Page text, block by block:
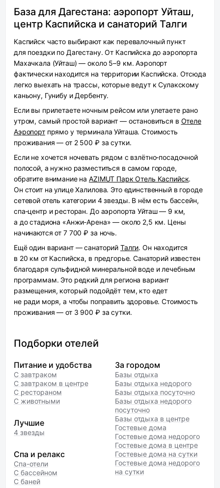
База для Дагестана: аэропорт Уйташ,
центр Каспийска и санаторий Талги
Каспийск часто выбирают как перевалочный пункт
для поездки по Дагестану. От Каспийска до аэропорта
Махачкала (Уйташ) — около 5–9 км. Аэропорт
фактически находится на территории Каспийска. Отсюда
легко выехать на трассы, которые ведут к Сулакскому
каньону, Гунибу и Дербенту.
Если вы прилетаете ночным рейсом или улетаете рано
утром, самый простой вариант — остановиться в Отеле
Аэропортпрямо у терминала Уйташа. Стоимость
проживания — от 2 500 ₽ за сутки.
Если не хочется ночевать рядом с взлётно‑посадочной
полосой, а нужно разместиться в самом городе,
обратите внимание наAZIMUT Парк Отель Каспийск.
Он стоит на улице Халилова. Это единственный в городе
сетевой отель категории 4 звезды. В нём есть бассейн,
спа‑центр и ресторан. До аэропорта Уйташ — 9 км,
а до стадиона «Анжи‑Арена» — около 2,5 км. Цены
начинаются от 7 700 ₽ за ночь.
Ещё один вариант — санаторий Талги. Он находится
в 20 км от Каспийска, в предгорье. Санаторий известен
благодаря сульфидной минеральной воде и лечебным
программам. Это редкий для региона вариант
размещения, который подойдёт тем, кто едет
не ради моря, а чтобы поправить здоровье. Стоимость
проживания — от 3 900 ₽ за сутки.
Подборки отелей
Питание и удобства
С завтраком
С завтраком в центре
С рестораном
С животными
Лучшие
4 звезды
Спа и релакс
Спа-отели
С бассейном
С баней
За городом
Базы отдыха
Базы отдыха недорого
Базы отдыха посуточно
Базы отдыха недорого
посуточно
Базы отдыха в центре
Гостевые дома
Гостевые дома недорого
Гостевые дома в центре
Гостевые дома на сутки
Гостевые дома недорого
на сутки